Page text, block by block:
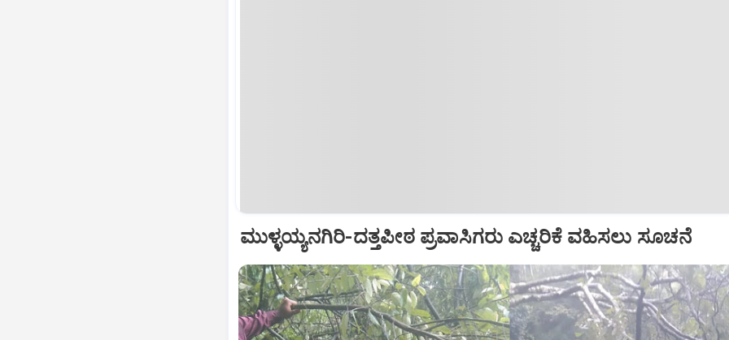
ಮುಳ್ಳಯ್ಯನಗಿರಿ-ದತ್ತಪೀಠ ಪ್ರವಾಸಿಗರು ಎಚ್ಚರಿಕೆ ವಹಿಸಲು ಸೂಚನೆ